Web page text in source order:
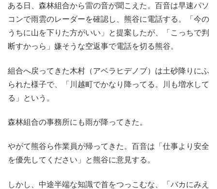
ある日、森林組合から雷の音が聞こえた。百音は早速パソ
コンで雨雲のレーダーを確認し、熊谷に電話する。「今の
うちに山を下りた方がいい」と提案したが、「こっちで判
断すかっら」嫌そうな空返事で電話を切る熊谷。
組合へ戻ってきた木村（アベラヒデノブ）は土砂降りにふ
られた様子で、「川越町でかなり降ってる。川も増水して
る」という。
森林組合の事務所にも雨が降ってきた。
やがて熊谷ら作業員が帰ってきた。百音は「仕事より安全
を優先してください」と熊谷に意見する。
しかし、中途半端な知識で首をつっこむな、「バカにみえ